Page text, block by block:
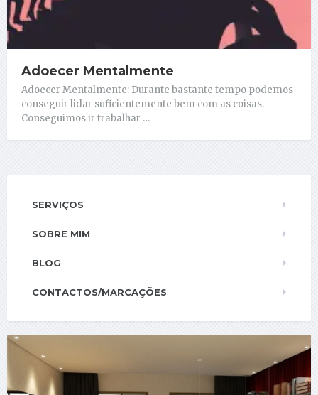
Adoecer Mentalmente
Adoecer Mentalmente: Durante bastante tempo podemos
conseguir lidar suficientemente bem com as coisas.
Conseguimos ir trabalhar …
SERVIÇOS
SOBRE MIM
BLOG
CONTACTOS/MARCAÇÕES